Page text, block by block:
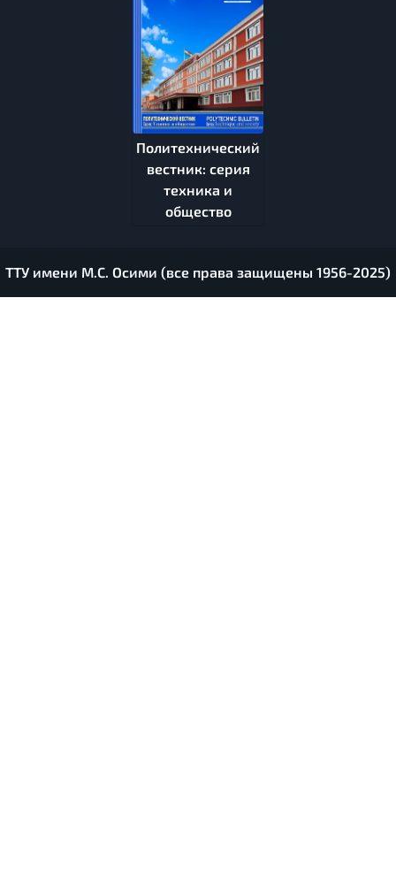
Политехнический
вестник: серия
техника и
общество
ТТУ имени М.С. Осими (все права защищены 1956-2025)